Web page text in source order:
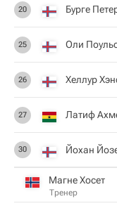
20 Бурге
25 Оли
26 Хеллур
27 Латиф
30 Йохан
Магне Хосет
Тренер